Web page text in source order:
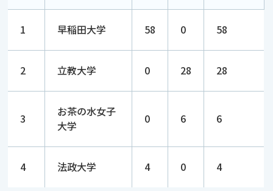
1 早稲田大学 58 0 58
2 立教大学 0 28 28
3
お茶の水女子
大学
0 6 6
4 法政大学 4 0 4